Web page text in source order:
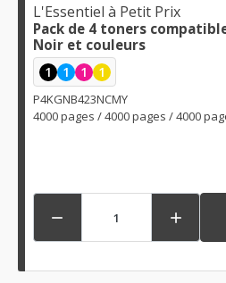
L'Essentiel à Petit Prix
Pack de 4 toners
Noir et couleurs
1 1 1 1
P4KGNB423NCMY
4000 pages / 4000 pages / 4000
 